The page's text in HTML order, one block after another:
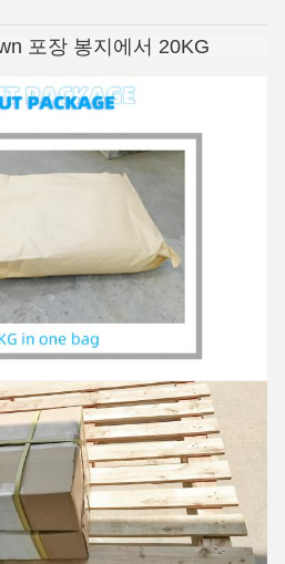
포장 봉지에서 20KG